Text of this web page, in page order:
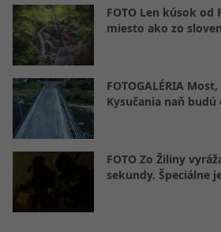
FOTO Len kúsok
miesto ako zo
FOTOGALÉRIA
Kysučania naň
FOTO Zo Žiliny
sekundy. Špeciálne